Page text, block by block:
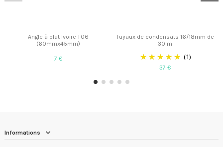
Angle à plat Ivoire T06
(60mmx45mm)
7 €
Tuyaux de condensats 16/18mm de
30 m
(1)
37 €
Informations